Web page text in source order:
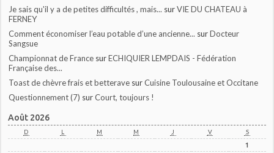
Je sais qu'il y a de petites difficultés , mais... surVIE DU CHATEAU à
FERNEY
Comment économiser l’eau potable d’une ancienne... surDocteur
Sangsue
Championnat de France surECHIQUIER LEMPDAIS - Fédération
Française des...
Toast de chèvre frais et betterave surCuisine Toulousaine et Occitane
Questionnement (7) surCourt, toujours !
Août 2026
D L M M J V S
1